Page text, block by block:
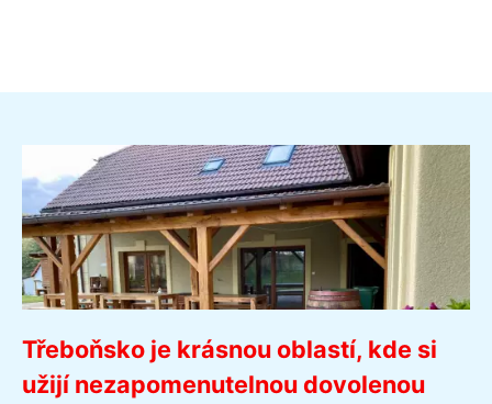
Třeboňsko je krásnou oblastí, kde si
užijí nezapomenutelnou dovolenou